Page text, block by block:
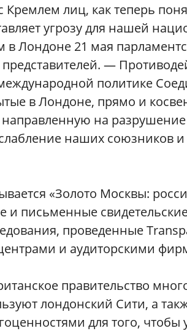
Кремлем лиц, как теперь
угрозу для нашей
Лондоне 21 мая
—
политике
в Лондоне, прямо и
на
наших союзников
«Золото Москвы:
и письменные
проведенные
и аудиторскими
правительство
лондонский Сити, а
для того,